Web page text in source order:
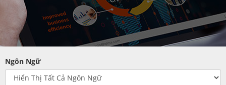
Ngôn Ngữ